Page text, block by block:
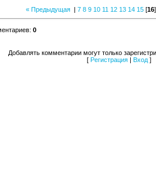
« Предыдущая| 7 8 9 10 11 12 13 14 15[16
: 0
Добавлять комментарии могут только
[ Регистрация | Вход ]